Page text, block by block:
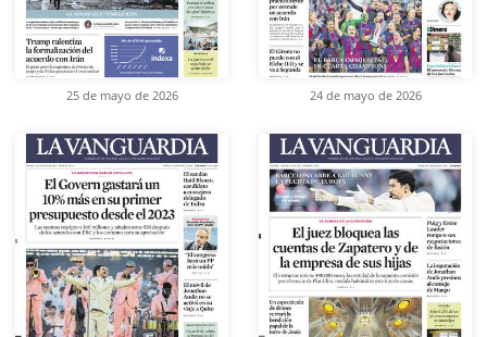
25 de mayo de 2026 24 de mayo de 2026